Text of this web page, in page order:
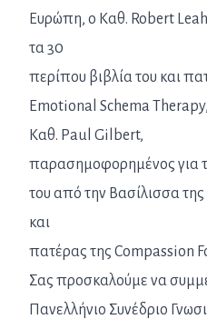
Ευρώπη, ο Καθ. Robert
τα 30
περίπου βιβλία του και
Emotional Schema
Καθ. Paul Gilbert,
παρασημοφορημένος για
του από την Βασίλισσα
και
πατέρας της Compassion
Σας προσκαλούμε να
Πανελλήνιο Συνέδριο